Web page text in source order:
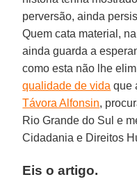
perversão, ainda
Quem cata material,
ainda guarda a
como esta não lhe
qualidade de vida que
Távora Alfonsin,
Rio Grande do Sul e
Cidadania e Direitos
Eis o artigo.